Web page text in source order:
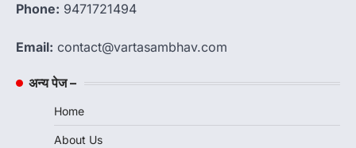
Phone: 9471721494
Email: contact@vartasambhav.com
अन्य पेज –
Home
About Us